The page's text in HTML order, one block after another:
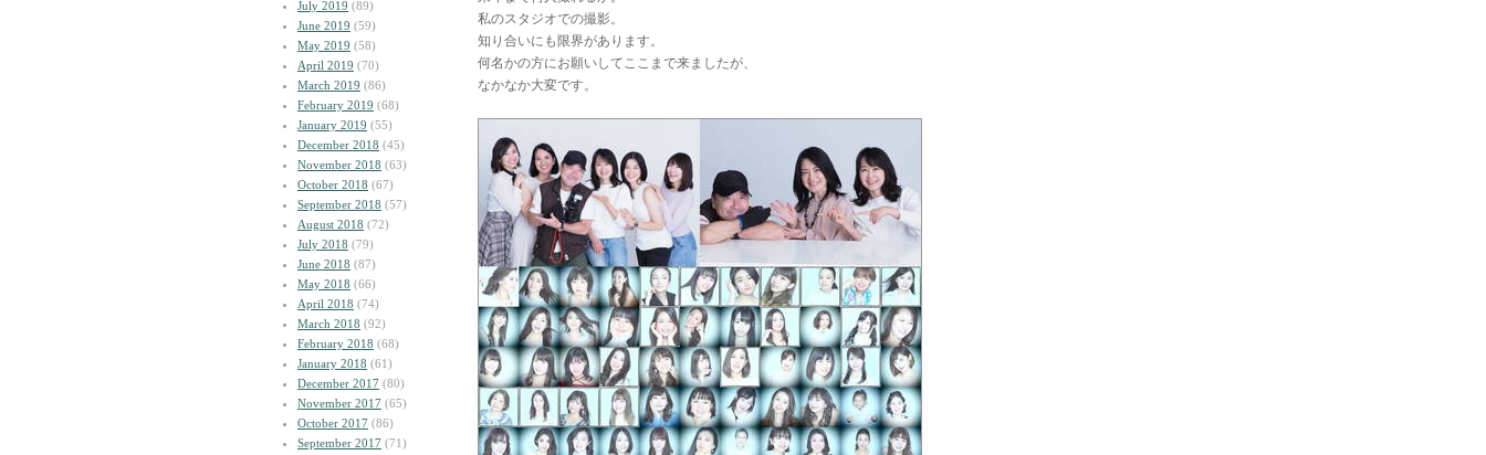
July 2019 (89)
June 2019 (59)
May 2019 (58)
April 2019 (70)
March 2019 (86)
February 2019 (68)
January 2019 (55)
December 2018 (45)
November 2018 (63)
October 2018 (67)
September 2018 (57)
August 2018 (72)
July 2018 (79)
June 2018 (87)
May 2018 (66)
April 2018 (74)
March 2018 (92)
February 2018 (68)
January 2018 (61)
December 2017 (80)
November 2017 (65)
October 2017 (86)
September 2017 (71)
私のスタジオでの撮影。
知り合いにも限界があります。
何名かの方にお願いしてここまで来ましたが、
なかなか大変です。